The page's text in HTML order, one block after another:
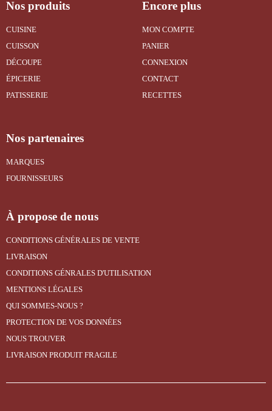
Nos produits
CUISINE
CUISSON
DÉCOUPE
ÉPICERIE
PATISSERIE
Encore plus
MON COMPTE
PANIER
CONNEXION
CONTACT
RECETTES
Nos partenaires
MARQUES
FOURNISSEURS
À propose de nous
CONDITIONS GÉNÉRALES DE VENTE
LIVRAISON
CONDITIONS GÉNRALES D'UTILISATION
MENTIONS LÉGALES
QUI SOMMES-NOUS ?
PROTECTION DE VOS DONNÉES
NOUS TROUVER
LIVRAISON PRODUIT FRAGILE